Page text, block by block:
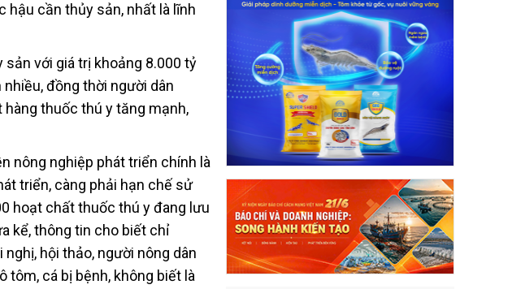
hậu cần thủy sản, nhất là lĩnh
với giá trị khoảng 8.000 tỷ
đồng thời người dân
thuốc thú y tăng mạnh,
nông nghiệp phát triển chính là
triển, càng phải hạn chế sử
hoạt chất thuốc thú y đang lưu
kể, thông tin cho biết chỉ
hội thảo, người nông dân
tôm, cá bị bệnh, không biết là